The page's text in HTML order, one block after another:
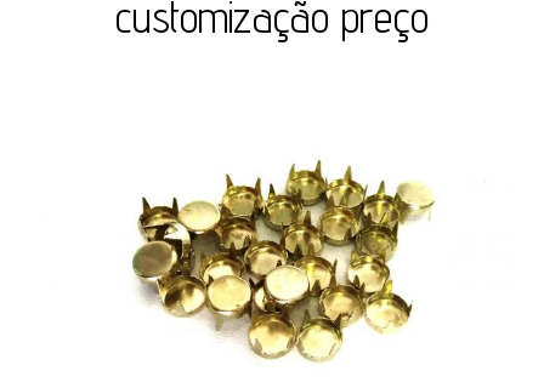
customização preço